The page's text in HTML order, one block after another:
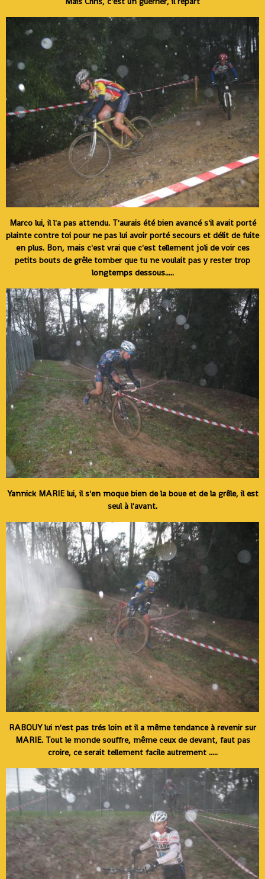
Marco lui, il l'a pas attendu. T'aurais été bien avancé s'il avait porté
plainte contre toi pour ne pas lui avoir porté secours et délit de fuite
en plus. Bon, mais c'est vrai que c'est tellement joli de voir ces
petits bouts de grêle tomber que tu ne voulait pas y rester trop
longtemps dessous.....
Yannick MARIE lui, il s'en moque bien de la boue et de la grêle, il est
seul à l'avant.
RABOUY lui n'est pas trés loin et il a même tendance à revenir sur
MARIE. Tout le monde souffre, même ceux de devant, faut pas
croire, ce serait tellement facile autrement .....